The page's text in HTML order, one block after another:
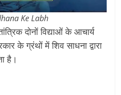
Ke Labh
दोनों विद्याओं के आचार्य
के ग्रंथों में शिव साधना द्वारा
है।